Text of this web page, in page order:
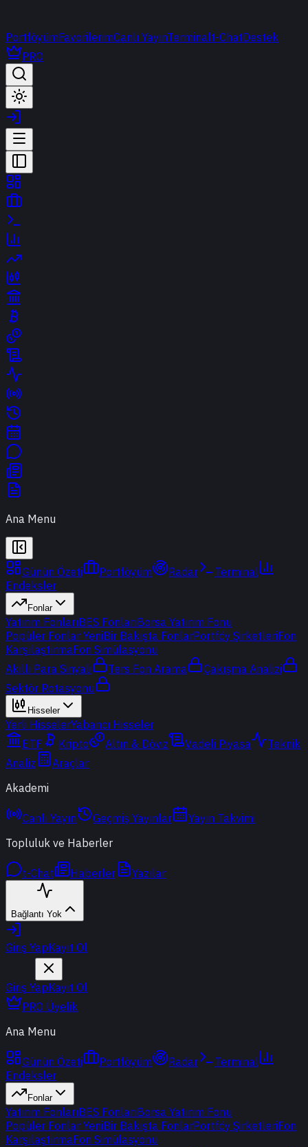
PortföyümFavorilerimCanlı YayınTerminalt-ChatDestek
PRO
Ana Menu
Günün Özeti Portföyüm Radar
Terminal
Endeksler
Fonlar
Yatırım FonlarıBES FonlarıBorsa Yatırım Fonu
Popüler Fonlar YeniBir Bakışta FonlarPortföy ŞirketleriFon
KarşılaştırmaFon Simülasyonu
Akıllı Para Sinyali
Ters Fon Arama
Çakışma Analizi
Sektör Rotasyonu
Hisseler
Yerli HisselerYabancı Hisseler
ETF
Kripto Altın & Döviz Vadeli Piyasa
Teknik
Analiz
Araçlar
Akademi
Canlı Yayın Geçmiş Yayınlar
Yayın Takvimi
Topluluk ve Haberler
t-Chat Haberler Yazılar
Bağlantı Yok
Giriş YapKayıt Ol
Giriş YapKayıt Ol
PRO Üyelik
Ana Menu
Günün Özeti Portföyüm Radar
Terminal
Endeksler
Fonlar
Yatırım FonlarıBES FonlarıBorsa Yatırım Fonu
Popüler Fonlar YeniBir Bakışta FonlarPortföy ŞirketleriFon
KarşılaştırmaFon Simülasyonu